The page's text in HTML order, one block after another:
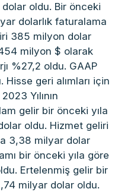
oldu. Bir önceki
dolarlık faturalama
385 milyon dolar
milyon $ olarak
%27,2 oldu. GAAP
Hisse geri alımları için
Yılının
gelir bir önceki yıla
oldu. Hizmet geliri
3,38 milyar dolar
bir önceki yıla göre
Ertelenmiş gelir bir
milyar dolar oldu.